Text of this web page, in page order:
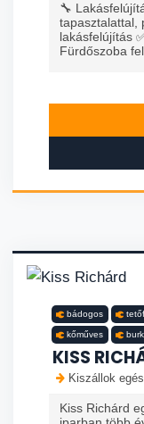
🔧
tapasztalattal,
lakásfelújítás
Fürdőszoba
bádogos
kőműves
KISS
Kiszállok
Kiss Richárd